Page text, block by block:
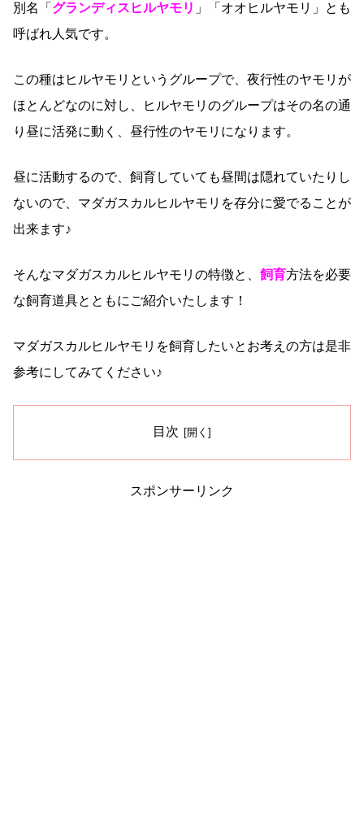
別名「 グランディスヒルヤモリ 」「オオヒルヤモリ」とも
呼ばれ人気です。
この種はヒルヤモリというグループで、夜行性のヤモリが
ほとんどなのに対し、ヒルヤモリのグループはその名の通
り昼に活発に動く、昼行性のヤモリになります。
昼に活動するので、飼育していても昼間は隠れていたりし
ないので、マダガスカルヒルヤモリを存分に愛でることが
出来ます♪
そんなマダガスカルヒルヤモリの特徴と、 飼育方法を必要
な飼育道具とともにご紹介いたします！
マダガスカルヒルヤモリを飼育したいとお考えの方は是非
参考にしてみてください♪
目次
スポンサーリンク